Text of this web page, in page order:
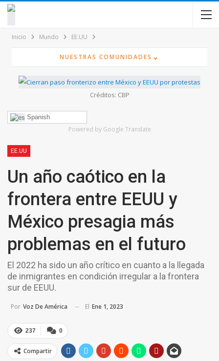
contenido
Inicio Mundo EE.UU
NUESTRAS COMUNIDADES ⌄
Créditos: CBP
Spanish
Powered by Google Translate
EE.UU
Un año caótico en la
frontera entre EEUU y
México presagia más
problemas en el futuro
El 2022 ha sido un año crítico en cuanto a la llegada
de inmigrantes en condición irregular a la frontera
sur de EEUU.
Por Voz De América El Ene 1, 2023
0
237
Compartir